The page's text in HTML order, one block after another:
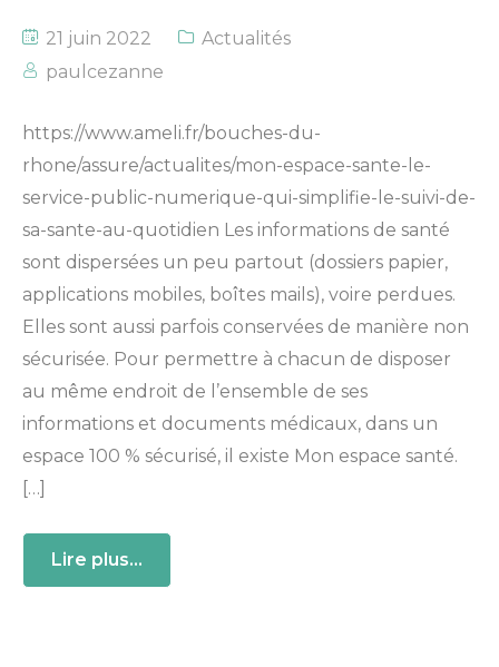
21 juin 2022
Actualités
paulcezanne
https://www.ameli.fr/bouches-du-
rhone/assure/actualites/mon-espace-sante-le-
service-public-numerique-qui-simplifie-le-suivi-de-
sa-sante-au-quotidien Les informations de santé
sont dispersées un peu partout (dossiers papier,
applications mobiles, boîtes mails), voire perdues.
Elles sont aussi parfois conservées de manière non
sécurisée. Pour permettre à chacun de disposer
au même endroit de l’ensemble de ses
informations et documents médicaux, dans un
espace 100 % sécurisé, il existe Mon espace santé.
[…]
Lire plus...